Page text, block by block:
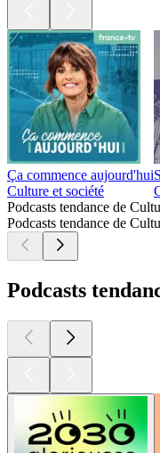
Ça commence aujourd'hui
Culture et société
Podcasts tendance de
Podcasts tendance de
Podcasts